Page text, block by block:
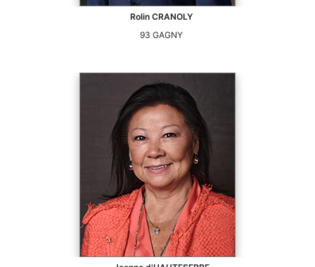
Rolin CRANOLY
93 GAGNY